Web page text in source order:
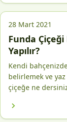
28 Mart 2021
Funda Çiçeği
Yapılır?
Kendi
belirlemek ve
çiçeğe ne